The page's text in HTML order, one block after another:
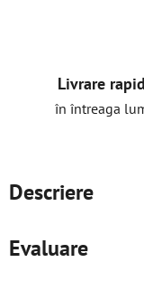
Livrare
în întreaga
Descriere
Evaluare